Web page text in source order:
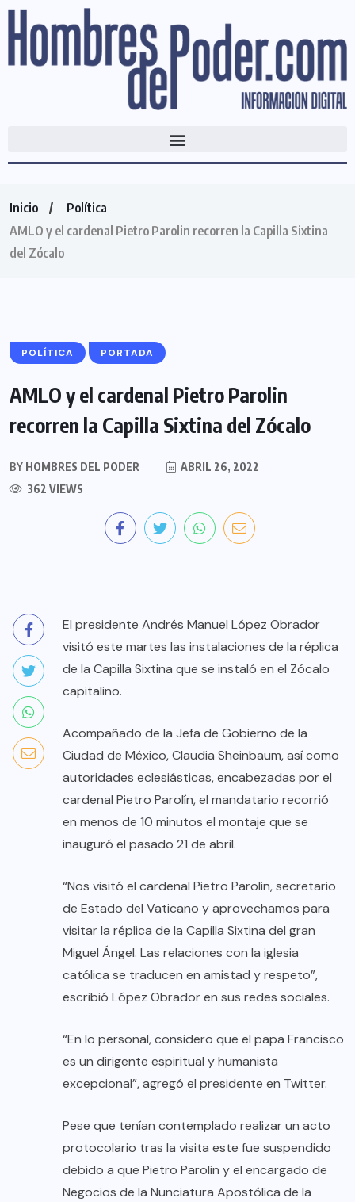
Inicio
Política
AMLO y el cardenal Pietro Parolin recorren la Capilla Sixtina
del Zócalo
POLÍTICA PORTADA
AMLO y el cardenal Pietro Parolin
recorren la Capilla Sixtina del Zócalo
BY HOMBRES DEL PODER
ABRIL 26, 2022
362 VIEWS
El presidente Andrés Manuel López Obrador
visitó este martes las instalaciones de la réplica
de la Capilla Sixtina que se instaló en el Zócalo
capitalino.
Acompañado de la Jefa de Gobierno de la
Ciudad de México, Claudia Sheinbaum, así como
autoridades eclesiásticas, encabezadas por el
cardenal Pietro Parolín, el mandatario recorrió
en menos de 10 minutos el montaje que se
inauguró el pasado 21 de abril.
“Nos visitó el cardenal Pietro Parolin, secretario
de Estado del Vaticano y aprovechamos para
visitar la réplica de la Capilla Sixtina del gran
Miguel Ángel. Las relaciones con la iglesia
católica se traducen en amistad y respeto”,
escribió López Obrador en sus redes sociales.
“En lo personal, considero que el papa Francisco
es un dirigente espiritual y humanista
excepcional”, agregó el presidente en Twitter.
Pese que tenían contemplado realizar un acto
protocolario tras la visita este fue suspendido
debido a que Pietro Parolin y el encargado de
Negocios de la Nunciatura Apostólica de la